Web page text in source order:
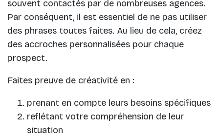
souvent contactés par de nombreuses agences.
Par conséquent, il est essentiel de ne pas utiliser
des phrases toutes faites. Au lieu de cela, créez
des accroches personnalisées pour chaque
prospect.
Faites preuve de créativité en :
prenant en compte leurs besoins spécifiques
reflétant votre compréhension de leur
situation